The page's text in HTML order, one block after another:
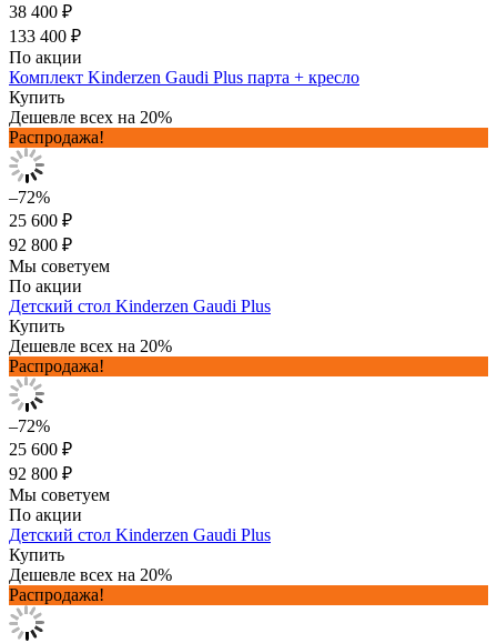
38 400 ₽
133 400 ₽
По акции
Комплект Kinderzen Gaudi Plus парта + кресло
Купить
Дешевле всех на 20%
Распродажа!
–72%
25 600 ₽
92 800 ₽
Мы советуем
По акции
Детский стол Kinderzen Gaudi Plus
Купить
Дешевле всех на 20%
Распродажа!
–72%
25 600 ₽
92 800 ₽
Мы советуем
По акции
Детский стол Kinderzen Gaudi Plus
Купить
Дешевле всех на 20%
Распродажа!